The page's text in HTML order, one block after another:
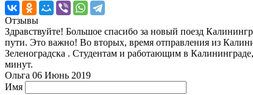
Отзывы
Здравствуйте! Большое спасибо за новый поезд
пути. Это важно! Во вторых, время отправления из
Зеленоградска . Студентам и работающим в
минут.
Ольга 06 Июнь 2019
Имя